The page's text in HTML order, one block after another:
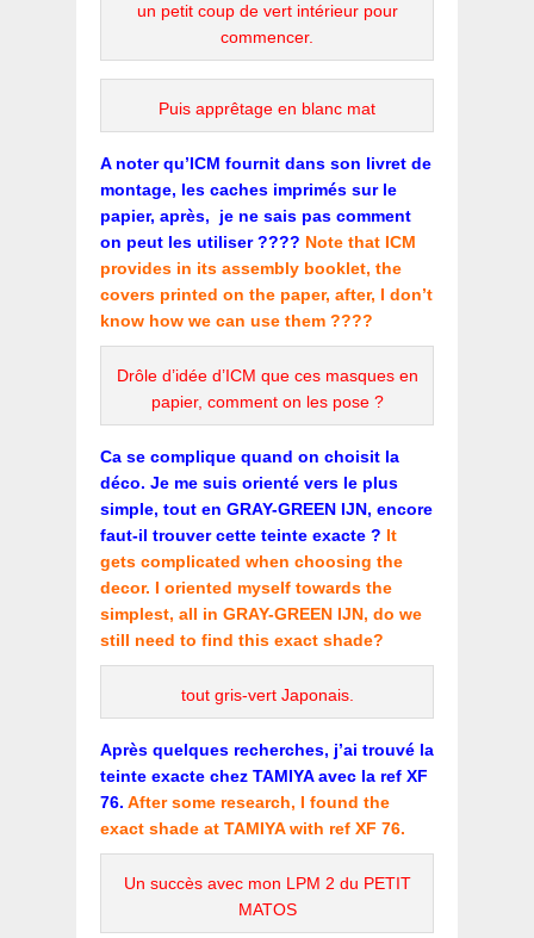
un petit coup de vert intérieur pour
commencer.
Puis apprêtage en blanc mat
A noter qu’ICM fournit dans son livret de
montage, les caches imprimés sur le
papier, après, je ne sais pas comment
on peut les utiliser ???? Note that ICM
provides in its assembly booklet, the
covers printed on the paper, after, I don’t
know how we can use them ????
Drôle d’idée d’ICM que ces masques en
papier, comment on les pose ?
Ca se complique quand on choisit la
déco. Je me suis orienté vers le plus
simple, tout en GRAY-GREEN IJN, encore
faut-il trouver cette teinte exacte ? It
gets complicated when choosing the
decor. I oriented myself towards the
simplest, all in GRAY-GREEN IJN, do we
still need to find this exact shade?
tout gris-vert Japonais.
Après quelques recherches, j’ai trouvé la
teinte exacte chez TAMIYA avec la ref XF
76. After some research, I found the
exact shade at TAMIYA with ref XF 76.
Un succès avec mon LPM 2 du PETIT
MATOS